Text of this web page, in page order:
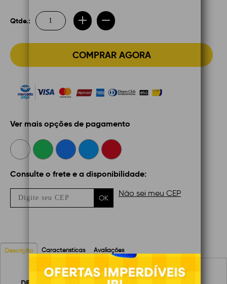
Qtde.:
COMPRAR AGORA
Ver mais opções de pagamento
Consulte o frete e a disponibilidade:
OK Não sei meu CEP
Descrição Características Avaliações